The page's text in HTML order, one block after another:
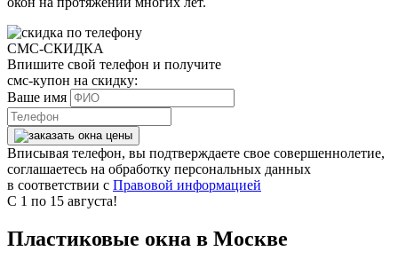
СМС-СКИДКА
Впишите свой телефон и получите
смс-купон на скидку:
Ваше имя
Вписывая телефон, вы подтверждаете свое совершеннолетие,
соглашаетесь на обработку персональных данных
в соответствии с Правовой информацией
С 1 по 15 августа!
Пластиковые окна в Москве